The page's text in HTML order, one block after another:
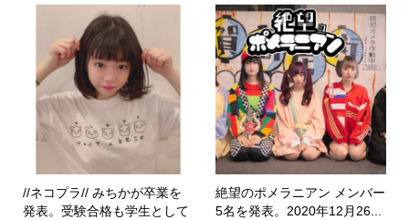
//ネコプラ// みちかが卒業を
発表。受験合格も学生として
絶望のポメラニアン メンバー
5名を発表。2020年12月26...